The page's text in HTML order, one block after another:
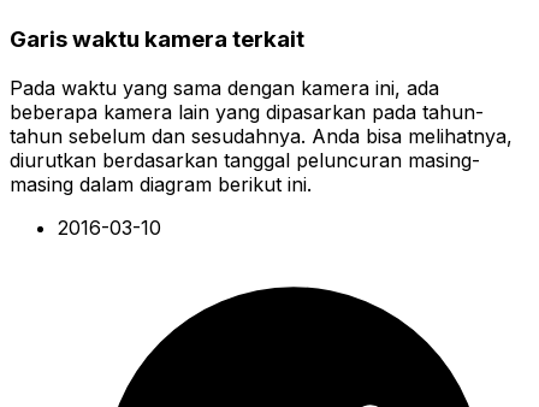
Garis waktu kamera terkait
Pada waktu yang sama dengan kamera ini, ada
beberapa kamera lain yang dipasarkan pada tahun-
tahun sebelum dan sesudahnya. Anda bisa melihatnya,
diurutkan berdasarkan tanggal peluncuran masing-
masing dalam diagram berikut ini.
2016-03-10